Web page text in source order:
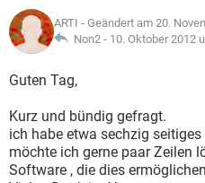
WHATSAPP
FACEBOOK
WINDOWS 10
WHATSAPP
FACEBOOK
SPIELE
ANDROID
FACEBOOK
LEXIKON
SPIELE
ANDROID
WINDOWS 10
WHATSAPP
FACEBOOK
ARTI - Geändert am 20.
Non2 - 10. Oktober 2012
Guten Tag,
Kurz und bündig gefragt.
ich habe etwa sechzig
möchte ich gerne paar Zeilen
Software , die dies